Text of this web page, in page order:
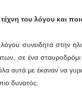
τέχνη του λόγου και
συνειδητά στην
σε ένα
με έκαναν να
δυνατός.